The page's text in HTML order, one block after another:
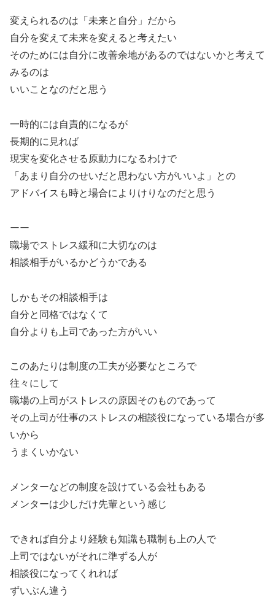
変えられるのは「未来と自分」だから
自分を変えて未来を変えると考えたい
そのためには自分に改善余地があるのではないかと考えて
みるのは
いいことなのだと思う
一時的には自責的になるが
長期的に見れば
現実を変化させる原動力になるわけで
「あまり自分のせいだと思わない方がいいよ」との
アドバイスも時と場合によりけりなのだと思う
ーー
職場でストレス緩和に大切なのは
相談相手がいるかどうかである
しかもその相談相手は
自分と同格ではなくて
自分よりも上司であった方がいい
このあたりは制度の工夫が必要なところで
往々にして
職場の上司がストレスの原因そのものであって
その上司が仕事のストレスの相談役になっている場合が多
いから
うまくいかない
メンターなどの制度を設けている会社もある
メンターは少しだけ先輩という感じ
できれば自分より経験も知識も職制も上の人で
上司ではないがそれに準ずる人が
相談役になってくれれば
ずいぶん違う